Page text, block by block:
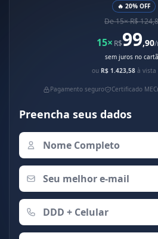
🔥 20% OFF
De 15× R$
15× R$99,90/
sem juros no
ou R$ 1.423,58 à vista
Pagamento seguro Certificado MEC
Preencha seus dados